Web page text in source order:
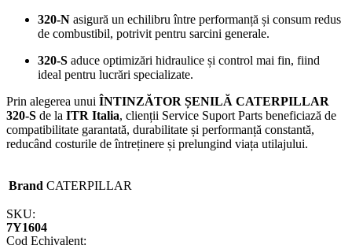
320-N asigură un echilibru între performanță și consum redus
de combustibil, potrivit pentru sarcini generale.
320-S aduce optimizări hidraulice și control mai fin, fiind
ideal pentru lucrări specializate.
Prin alegerea unui ÎNTINZĂTOR ȘENILĂ CATERPILLAR
320-S de la ITR Italia, clienții Service Suport Parts beneficiază de
compatibilitate garantată, durabilitate și performanță constantă,
reducând costurile de întreținere și prelungind viața utilajului.
Brand CATERPILLAR
SKU:
7Y1604
Cod Echivalent: